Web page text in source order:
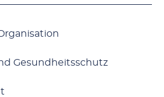
Gesundheitsschutz